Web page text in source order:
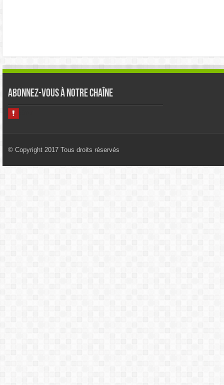
Abonnez-vous à notre chaîne
© Copyright 2017 Tous droits réservés